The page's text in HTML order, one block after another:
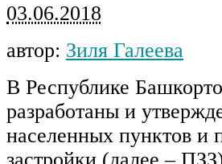
03.06.2018
автор: Зиля Галеева
В Республике
разработаны и
населенных пунктов и